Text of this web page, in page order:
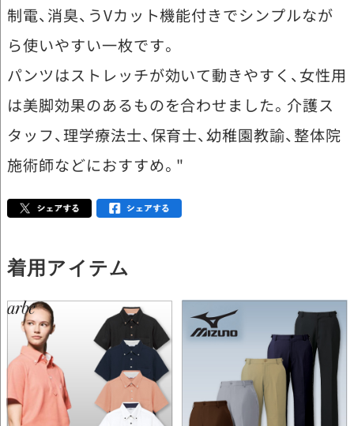
制電、消臭、うVカット機能付きでシンプルなが
ら使いやすい一枚です。
パンツはストレッチが効いて動きやすく、女性用
は美脚効果のあるものを合わせました。介護ス
タッフ、理学療法士、保育士、幼稚園教諭、整体院
施術師などにおすすめ。"